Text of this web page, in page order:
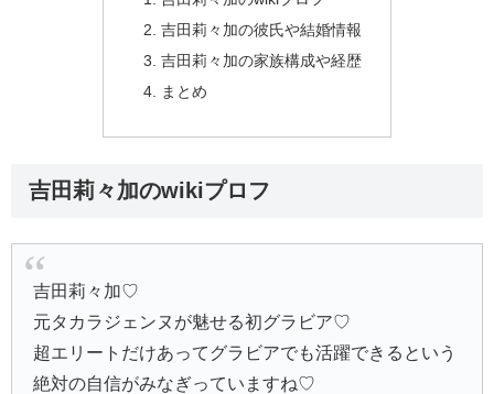
吉田莉々加の彼氏や結婚情報
吉田莉々加の家族構成や経歴
まとめ
吉田莉々加のwikiプロフ
吉田莉々加♡
元タカラジェンヌが魅せる初グラビア♡
超エリートだけあってグラビアでも活躍できるという
絶対の自信がみなぎっていますね♡